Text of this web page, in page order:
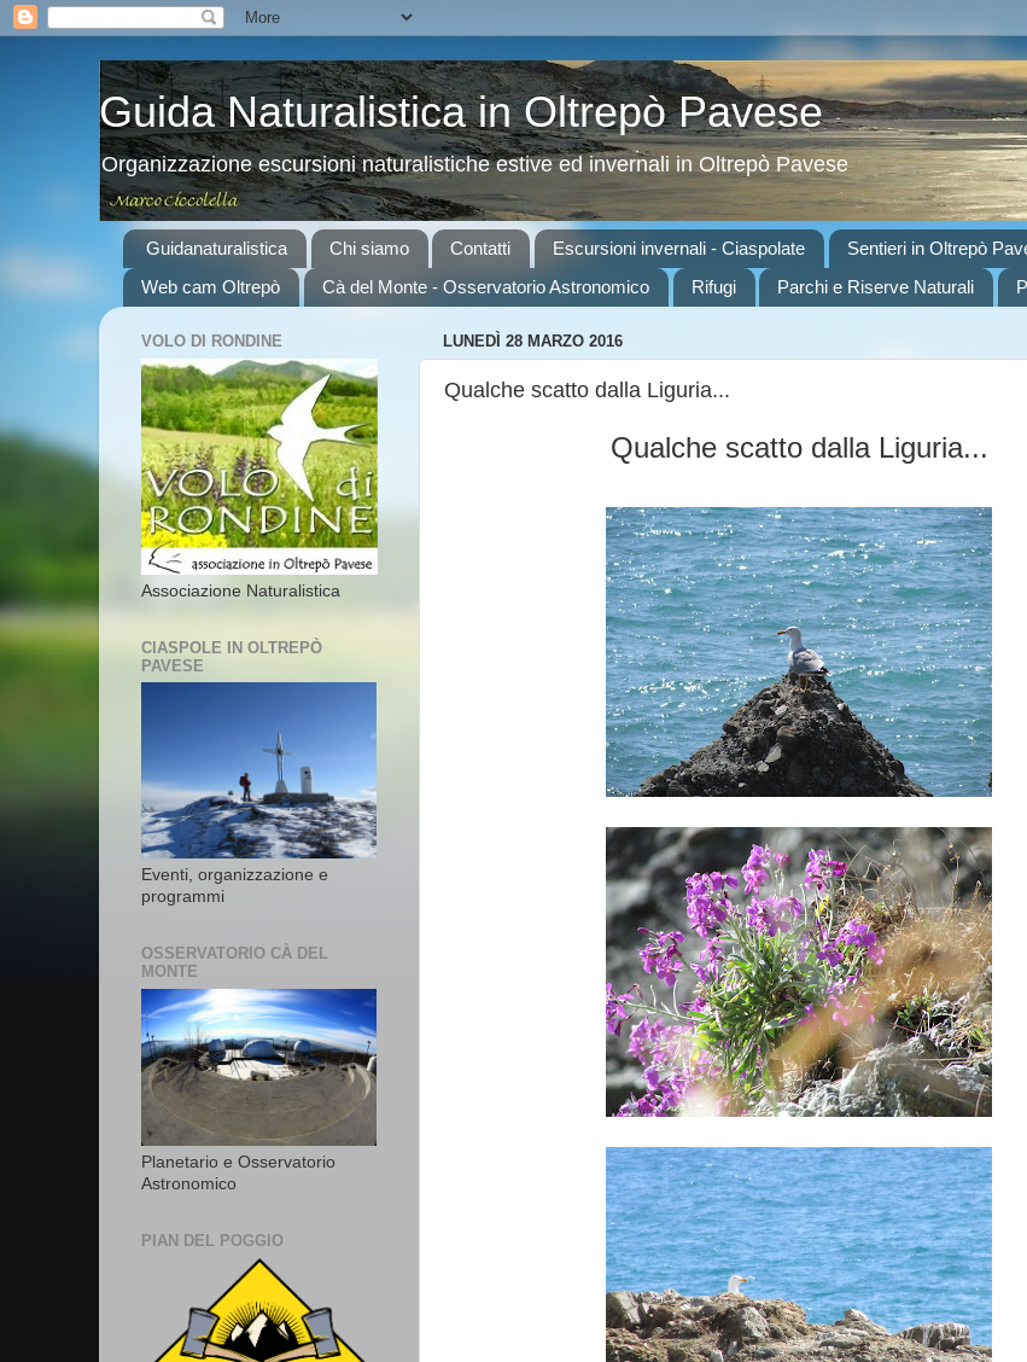
Guida Naturalistica in Oltrepò Pavese
Organizzazione escursioni naturalistiche estive ed invernali in Oltrepò Pavese
Guidanaturalistica Chi siamo Contatti Escursioni invernali - Ciaspolate Sentieri in Oltrepò
Web cam Oltrepò
Cà del Monte - Osservatorio Astronomico Rifugi Parchi e Riserve Naturali
LUNEDÌ 28 MARZO 2016
Qualche scatto dalla Liguria...
Qualche scatto dalla Liguria...
VOLO DI RONDINE
Associazione Naturalistica
CIASPOLE IN OLTREPÒ
PAVESE
Eventi, organizzazione e
programmi
OSSERVATORIO CÀ DEL
MONTE
Planetario e Osservatorio
Astronomico
PIAN DEL POGGIO